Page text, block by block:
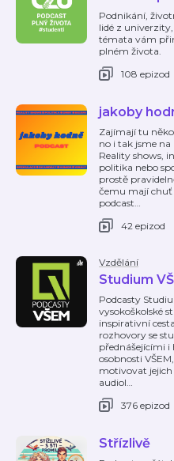
Podnikání,
lidé z
témata vám
plném života.
108 epizod
jakoby
Zajímají tu
no i tak jsme na
Reality shows,
politika nebo
prostě
čemu mají chuť
podcast…
42 epizod
Vzdělání
Studium
Podcasty
vysokoškolské
inspirativní
rozhovory se
přednášejícími i
osobnosti
motivovat
audiol…
376 epizod
Střízlivě